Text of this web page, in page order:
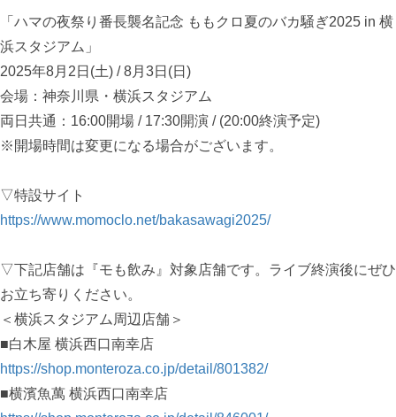
「ハマの夜祭り番長襲名記念 ももクロ夏のバカ騒ぎ2025 in 横
浜スタジアム」
2025年8月2日(土) / 8月3日(日)
会場：神奈川県・横浜スタジアム
両日共通：16:00開場 / 17:30開演 / (20:00終演予定)
※開場時間は変更になる場合がございます。
▽特設サイト
https://www.momoclo.net/bakasawagi2025/
▽下記店舗は『モも飲み』対象店舗です。ライブ終演後にぜひ
お立ち寄りください。
＜横浜スタジアム周辺店舗＞
■白木屋 横浜西口南幸店
https://shop.monteroza.co.jp/detail/801382/
■横濱魚萬 横浜西口南幸店